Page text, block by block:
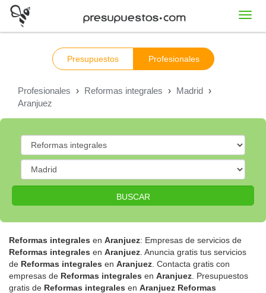
Presupuestos Profesionales
Profesionales › Reformas integrales › Madrid ›
Aranjuez
BUSCAR
Reformas integrales en Aranjuez: Empresas de servicios de
Reformas integrales en Aranjuez . Anuncia gratis tus servicios
de Reformas integrales en Aranjuez . Contacta gratis con
empresas de Reformas integrales en Aranjuez . Presupuestos
gratis de Reformas integrales en Aranjuez Reformas